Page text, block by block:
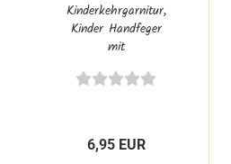
Kinderkehrgarnitur,
Kinder Handfeger
mit
2215 / 893
6,95 EUR